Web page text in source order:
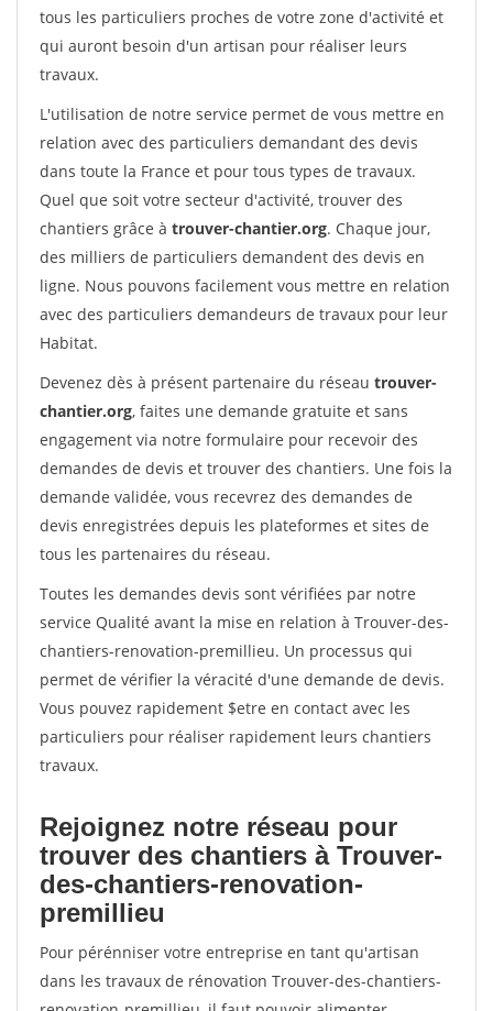
tous les particuliers proches de votre zone d'activité et
qui auront besoin d'un artisan pour réaliser leurs
travaux.
L'utilisation de notre service permet de vous mettre en
relation avec des particuliers demandant des devis
dans toute la France et pour tous types de travaux.
Quel que soit votre secteur d'activité, trouver des
chantiers grâce à trouver-chantier.org. Chaque jour,
des milliers de particuliers demandent des devis en
ligne. Nous pouvons facilement vous mettre en relation
avec des particuliers demandeurs de travaux pour leur
Habitat.
Devenez dès à présent partenaire du réseau trouver-
chantier.org, faites une demande gratuite et sans
engagement via notre formulaire pour recevoir des
demandes de devis et trouver des chantiers. Une fois la
demande validée, vous recevrez des demandes de
devis enregistrées depuis les plateformes et sites de
tous les partenaires du réseau.
Toutes les demandes devis sont vérifiées par notre
service Qualité avant la mise en relation à Trouver-des-
chantiers-renovation-premillieu. Un processus qui
permet de vérifier la véracité d'une demande de devis.
Vous pouvez rapidement $etre en contact avec les
particuliers pour réaliser rapidement leurs chantiers
travaux.
Rejoignez notre réseau pour
trouver des chantiers à Trouver-
des-chantiers-renovation-
premillieu
Pour pérénniser votre entreprise en tant qu'artisan
dans les travaux de rénovation Trouver-des-chantiers-